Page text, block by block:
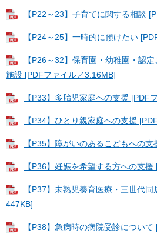
【P22～23】子育てに関する相談
【P24～25】一時的に預けたい
【P26～32】保育園・幼稚園・認
施設 [PDFファイル／3.16MB]
【P33】多胎児家庭への支援 [PDF
【P34】ひとり親家庭への支援
【P35】障がいのあるこどもへの
【P36】妊娠を希望する方への支
【P37】未熟児養育医療・三世代
447KB]
【P38】急病時の病院受診につい